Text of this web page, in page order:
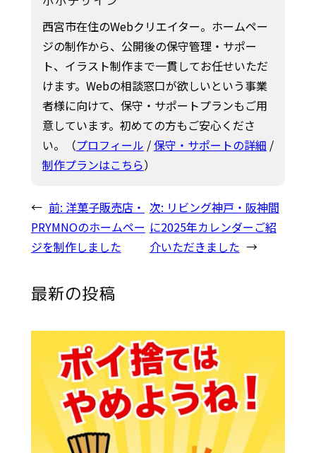
西宮市在住のWebクリエイター。ホームペー
ジの制作から、公開後の保守管理・サポー
ト、イラスト制作まで一貫してお任せいただ
けます。Webの相談窓口が欲しいという事業
者様に向けて、保守・サポートプランもご用
意しています。初めての方もご安心くださ
い。（プロフィール /保守・サポートの詳細 /
制作プランはこちら）
← 前: 洋菓子販売店・
PRYMNOのホームペー
ジを制作しました
次: リビング神戸・阪神間
に2025年カレンダーご紹
介いただきました →
最新の投稿